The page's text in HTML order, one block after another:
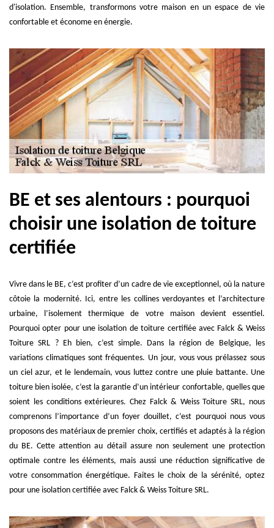
d'isolation. Ensemble, transformons votre maison en un espace de vie
confortable et économe en énergie.
BE et ses alentours : pourquoi
choisir une isolation de toiture
certifiée
Vivre dans le BE, c’est profiter d’un cadre de vie exceptionnel, où la nature
côtoie la modernité. Ici, entre les collines verdoyantes et l’architecture
urbaine, l’isolement thermique de votre maison devient essentiel.
Pourquoi opter pour une isolation de toiture certifiée avec Falck & Weiss
Toiture SRL ? Eh bien, c’est simple. Dans la région de Belgique, les
variations climatiques sont fréquentes. Un jour, vous vous prélassez sous
un ciel azur, et le lendemain, vous luttez contre une pluie battante. Une
toiture bien isolée, c’est la garantie d’un intérieur confortable, quelles que
soient les conditions extérieures. Chez Falck & Weiss Toiture SRL, nous
comprenons l’importance d’un foyer douillet, c’est pourquoi nous vous
proposons des matériaux de premier choix, certifiés et adaptés à la région
du BE. Cette attention au détail assure non seulement une protection
optimale contre les éléments, mais aussi une réduction significative de
votre consommation énergétique. Faites le choix de la sérénité, optez
pour une isolation certifiée avec Falck & Weiss Toiture SRL.